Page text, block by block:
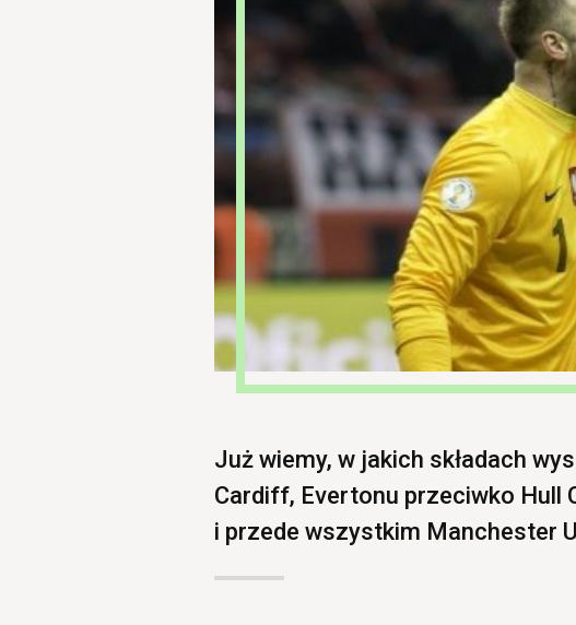
Już wiemy, w jakich składach
Cardiff, Evertonu przeciwko Hull
i przede wszystkim Manchester